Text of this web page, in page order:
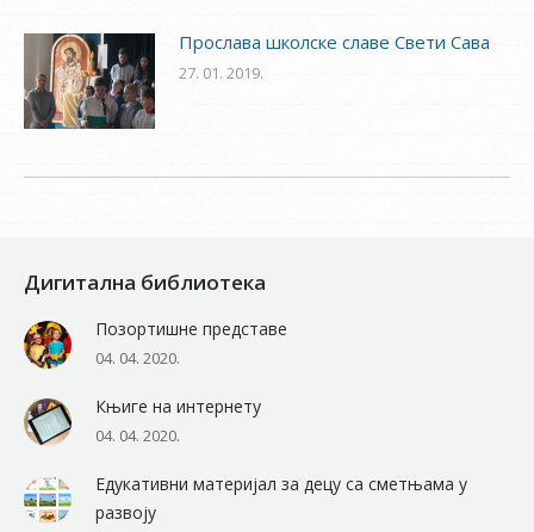
Прослава школске славе Свети Сава
27. 01. 2019.
Дигитална библиотека
Позортишне представе
04. 04. 2020.
Књиге на интернету
04. 04. 2020.
Едукативни материјал за децу са сметњама у
развоју